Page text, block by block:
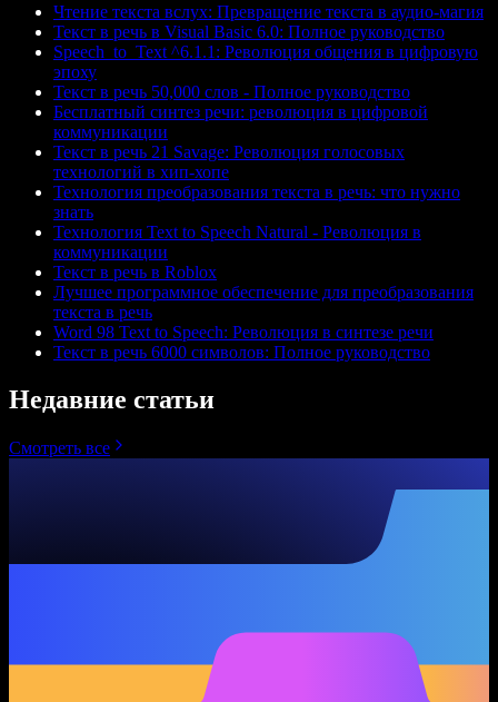
Чтение текста вслух: Превращение текста в аудио-магия
Текст в речь в Visual Basic 6.0: Полное руководство
Speech_to_Text ^6.1.1: Революция общения в цифровую
эпоху
Текст в речь 50,000 слов - Полное руководство
Бесплатный синтез речи: революция в цифровой
коммуникации
Текст в речь 21 Savage: Революция голосовых
технологий в хип-хопе
Технология преобразования текста в речь: что нужно
знать
Технология Text to Speech Natural - Революция в
коммуникации
Текст в речь в Roblox
Лучшее программное обеспечение для преобразования
текста в речь
Word 98 Text to Speech: Революция в синтезе речи
Текст в речь 6000 символов: Полное руководство
Недавние статьи
Смотреть все